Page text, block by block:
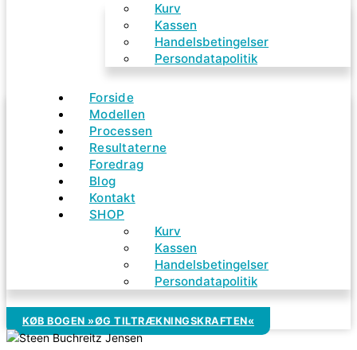
Kurv
Kassen
Handelsbetingelser
Persondatapolitik
Forside
Modellen
Processen
Resultaterne
Foredrag
Blog
Kontakt
SHOP
Kurv
Kassen
Handelsbetingelser
Persondatapolitik
KØB BOGEN »ØG TILTRÆKNINGSKRAFTEN«